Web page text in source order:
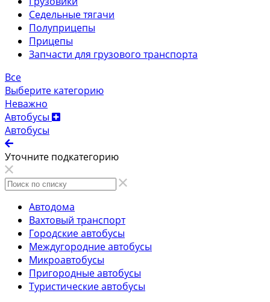
Седельные тягачи
Полуприцепы
Прицепы
Запчасти для грузового транспорта
Все
Выберите категорию
Неважно
Автобусы
Автобусы
Уточните подкатегорию
Автодома
Вахтовый транспорт
Городские автобусы
Междугородние автобусы
Микроавтобусы
Пригородные автобусы
Туристические автобусы